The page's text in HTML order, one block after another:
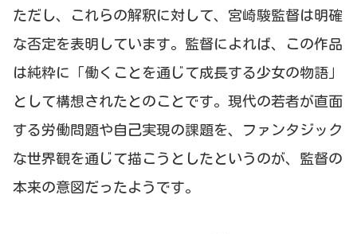
ただし、これらの解釈に対して、宮崎駿監督は明確
な否定を表明しています。監督によれば、この作品
は純粋に「働くことを通じて成長する少女の物語」
として構想されたとのことです。現代の若者が直面
する労働問題や自己実現の課題を、ファンタジック
な世界観を通じて描こうとしたというのが、監督の
本来の意図だったようです。